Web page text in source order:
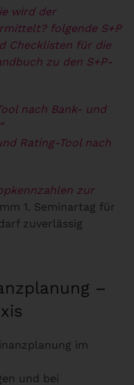
wird der
folgende S+P
Checklisten für die
zu den S+P-
nach Bank- und
Rating-Tool nach
zur
1. Seminartag für
zuverlässig
–
im
und bei